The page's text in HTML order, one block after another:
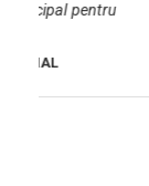
mesaj